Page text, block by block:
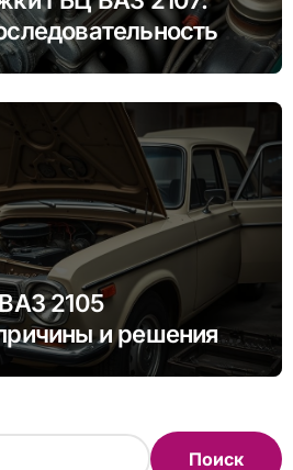
и
2105
и решения